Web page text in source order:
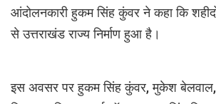
आंदोलनकारी हुकम सिंह कुंवर ने कहा कि
से उत्तराखंड राज्य निर्माण हुआ है।
इस अवसर पर हुकम सिंह कुंवर, मुकेश बेलवाल,